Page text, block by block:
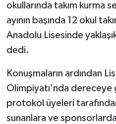
okullarında takım kurma
ayının başında 12 okul
Anadolu Lisesinde
dedi.
Konuşmaların ardından
Olimpiyatı'nda dereceye
protokol üyeleri
sunanlara ve